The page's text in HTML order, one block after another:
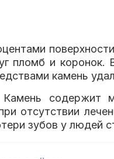
и коронок.
камень
отсутствии
зубов у людей